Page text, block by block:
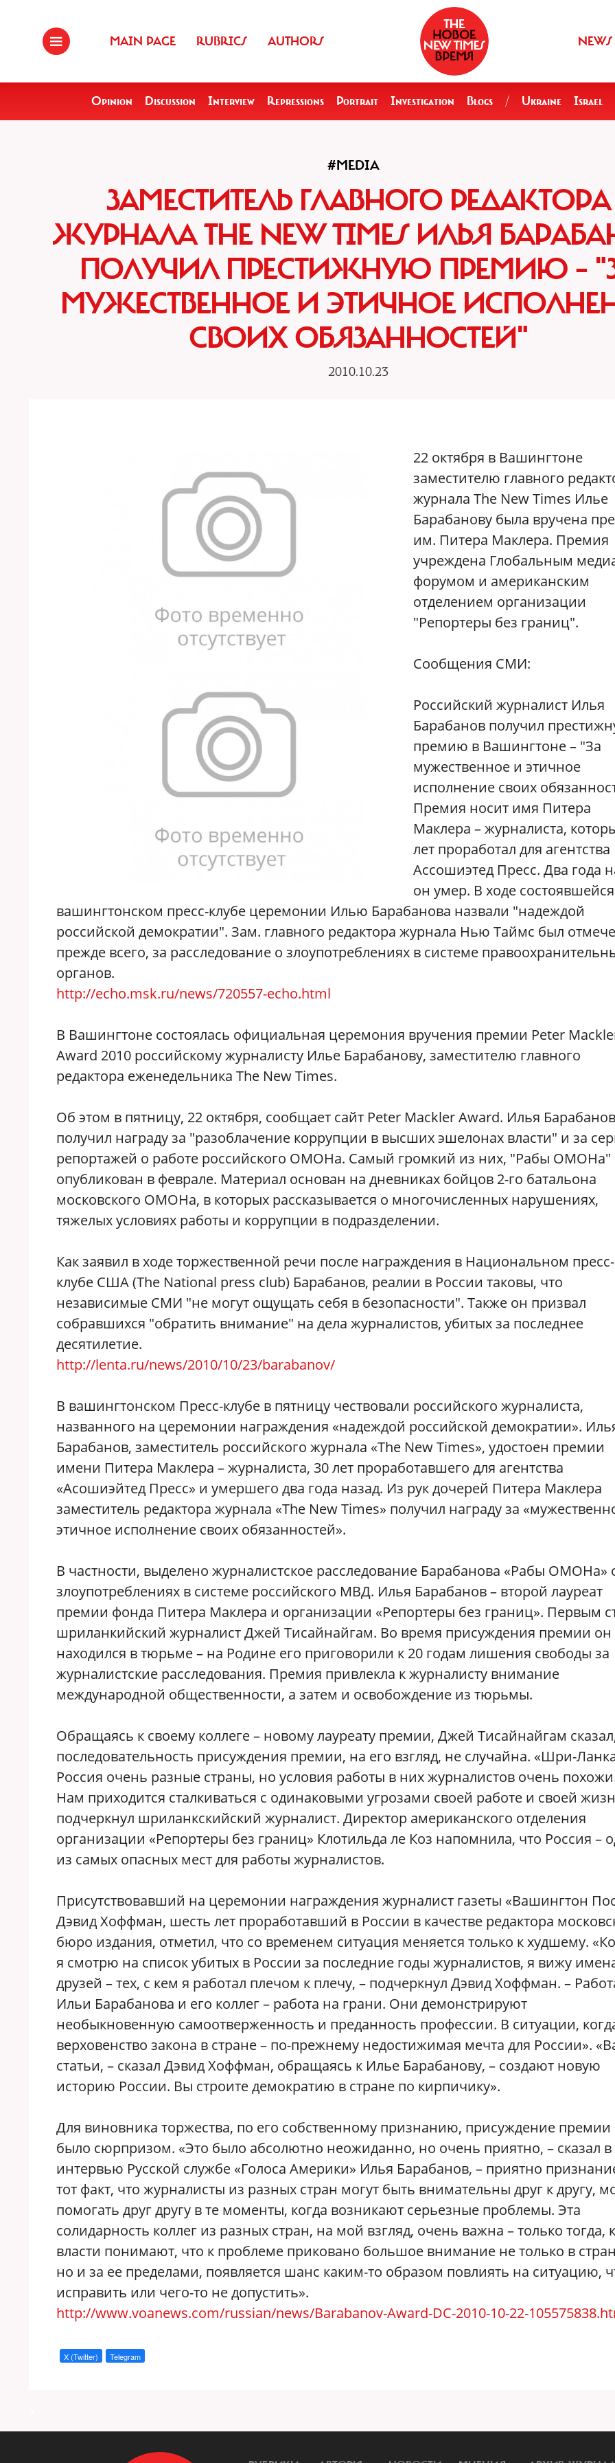
MAIN PAGE RUBRICS AUTHORS NEWS
Opinion Discussion Interview Repressions Portrait Investigation Blogs / Ukraine Israel
#MEDIA
ЗАМЕСТИТЕЛЬ ГЛАВНОГО РЕДАКТОРА
ЖУРНАЛА THE NEW TIMES ИЛЬЯ
ПОЛУЧИЛ ПРЕСТИЖНУЮ ПРЕМИЮ –
МУЖЕСТВЕННОЕ И ЭТИЧНОЕ
СВОИХ ОБЯЗАННОСТЕЙ"
2010.10.23
22 октября в Вашингтоне
заместителю главного
журнала The New Times Илье
Барабанову была вручена
им. Питера Маклера. Премия
учреждена Глобальным
форумом и американским
отделением организации
"Репортеры без границ".
Сообщения СМИ:
Российский журналист Илья
Барабанов получил
премию в Вашингтоне – "За
мужественное и этичное
исполнение своих
Премия носит имя Питера
Маклера – журналиста,
лет проработал для агентства
Ассошиэтед Пресс. Два года
он умер. В ходе
вашингтонском пресс-клубе церемонии Илью Барабанова назвали "надеждой
российской демократии". Зам. главного редактора журнала Нью Таймс был
прежде всего, за расследование о злоупотреблениях в системе
органов.
http://echo.msk.ru/news/720557-echo.html
В Вашингтоне состоялась официальная церемония вручения премии Peter
Award 2010 российскому журналисту Илье Барабанову, заместителю главного
редактора еженедельника The New Times.
Об этом в пятницу, 22 октября, сообщает сайт Peter Mackler Award. Илья Барабанов
получил награду за "разоблачение коррупции в высших эшелонах власти" и за
репортажей о работе российского ОМОНа. Самый громкий из них, "Рабы ОМОНа"
опубликован в феврале. Материал основан на дневниках бойцов 2-го батальона
московского ОМОНа, в которых рассказывается о многочисленных нарушениях,
тяжелых условиях работы и коррупции в подразделении.
Как заявил в ходе торжественной речи после награждения в Национальном пресс-
клубе США (The National press club) Барабанов, реалии в России таковы, что
независимые СМИ "не могут ощущать себя в безопасности". Также он призвал
собравшихся "обратить внимание" на дела журналистов, убитых за последнее
десятилетие.
http://lenta.ru/news/2010/10/23/barabanov/
В вашингтонском Пресс-клубе в пятницу чествовали российского журналиста,
названного на церемонии награждения «надеждой российской демократии».
Барабанов, заместитель российского журнала «The New Times», удостоен премии
имени Питера Маклера – журналиста, 30 лет проработавшего для агентства
«Асошиэйтед Пресс» и умершего два года назад. Из рук дочерей Питера Маклера
заместитель редактора журнала «The New Times» получил награду за
этичное исполнение своих обязанностей».
В частности, выделено журналистское расследование Барабанова «Рабы ОМОНа»
злоупотреблениях в системе российского МВД. Илья Барабанов – второй лауреат
премии фонда Питера Маклера и организации «Репортеры без границ». Первым
шриланкийский журналист Джей Тисайнайгам. Во время присуждения премии он
находился в тюрьме – на Родине его приговорили к 20 годам лишения свободы за
журналистские расследования. Премия привлекла к журналисту внимание
международной общественности, а затем и освобождение из тюрьмы.
Обращаясь к своему коллеге – новому лауреату премии, Джей Тисайнайгам
последовательность присуждения премии, на его взгляд, не случайна. «Шри-
Россия очень разные страны, но условия работы в них журналистов очень
Нам приходится сталкиваться с одинаковыми угрозами своей работе и своей
подчеркнул шриланкскийский журналист. Директор американского отделения
организации «Репортеры без границ» Клотильда ле Коз напомнила, что Россия –
из самых опасных мест для работы журналистов.
Присутствовавший на церемонии награждения журналист газеты «Вашингтон
Дэвид Хоффман, шесть лет проработавший в России в качестве редактора
бюро издания, отметил, что со временем ситуация меняется только к худшему.
я смотрю на список убитых в России за последние годы журналистов, я вижу
друзей – тех, с кем я работал плечом к плечу, – подчеркнул Дэвид Хоффман. –
Ильи Барабанова и его коллег – работа на грани. Они демонстрируют
необыкновенную самоотверженность и преданность профессии. В ситуации,
верховенство закона в стране – по-прежнему недостижимая мечта для России».
статьи, – сказал Дэвид Хоффман, обращаясь к Илье Барабанову, – создают новую
историю России. Вы строите демократию в стране по кирпичику».
Для виновника торжества, по его собственному признанию, присуждение премии
было сюрпризом. «Это было абсолютно неожиданно, но очень приятно, – сказал в
интервью Русской службе «Голоса Америки» Илья Барабанов, – приятно
тот факт, что журналисты из разных стран могут быть внимательны друг к другу,
помогать друг другу в те моменты, когда возникают серьезные проблемы. Эта
солидарность коллег из разных стран, на мой взгляд, очень важна – только тогда,
власти понимают, что к проблеме приковано большое внимание не только в
но и за ее пределами, появляется шанс каким-то образом повлиять на ситуацию,
исправить или чего-то не допустить».
http://www.voanews.com/russian/news/Barabanov-Award-DC-2010-10-22-
X (Twitter) Telegram